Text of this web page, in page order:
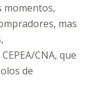
momentos,
mas
CNA, que
de